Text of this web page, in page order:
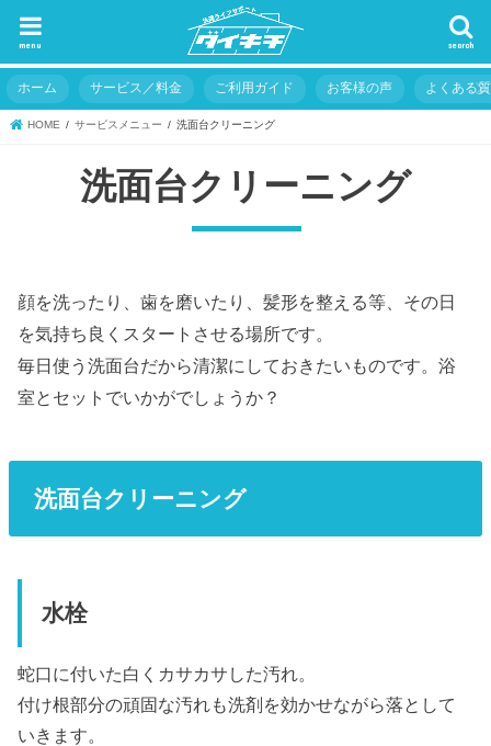
search
menu
ホーム サービス／料金 ご利用ガイド お客様の声 よくある
HOME サービスメニュー 洗面台クリーニング
洗面台クリーニング
顔を洗ったり、歯を磨いたり、髪形を整える等、その日
を気持ち良くスタートさせる場所です。
毎日使う洗面台だから清潔にしておきたいものです。浴
室とセットでいかがでしょうか？
洗面台クリーニング
水栓
蛇口に付いた白くカサカサした汚れ。
付け根部分の頑固な汚れも洗剤を効かせながら落として
いきます。